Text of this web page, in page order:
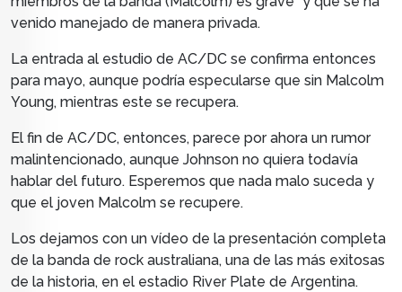
venido manejado de manera privada.
La entrada al estudio de AC/DC se confirma entonces
para mayo, aunque podría especularse que sin Malcolm
Young, mientras este se recupera.
El fin de AC/DC, entonces, parece por ahora un rumor
malintencionado, aunque Johnson no quiera todavía
hablar del futuro. Esperemos que nada malo suceda y
que el joven Malcolm se recupere.
Los dejamos con un vídeo de la presentación completa
de la banda de rock australiana, una de las más exitosas
de la historia, en el estadio River Plate de Argentina.